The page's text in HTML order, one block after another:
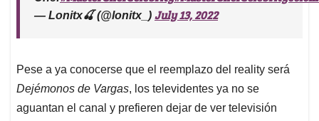
— Lonitx🍒 (@lonitx_) July 13, 2022
Pese a ya conocerse que el reemplazo del reality será
Dejémonos de Vargas, los televidentes ya no se
aguantan el canal y prefieren dejar de ver televisión